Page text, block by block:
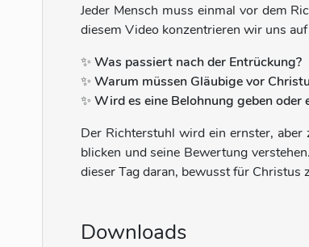
Jeder Mensch muss einmal vor dem
diesem Video konzentrieren wir uns
✨ Was passiert nach der Entrückung?
✨ Warum müssen Gläubige vor
✨ Wird es eine Belohnung geben oder
Der Richterstuhl wird ein ernster,
blicken und seine Bewertung
dieser Tag daran, bewusst für Christus
Downloads